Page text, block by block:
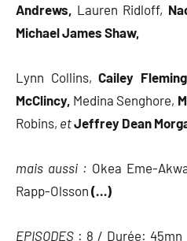
Andrews,
Lauren Ridloff,
Michael James Shaw,
Lynn Collins, Cailey Fleming,
McClincy, Medina Senghore,
Robins, etJeffrey Dean
mais aussi : Okea Eme-
Rapp-Olsson (…)
EPISODES : 8 / Durée: